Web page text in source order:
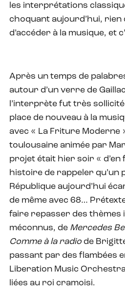
les interprétations
choquant aujourd’hui, rien
d’accéder à la musique, et
Après un temps de
autour d’un verre de
l’interprète fut très
place de nouveau à la
avec « La Friture Moderne
toulousaine animée par
projet était hier soir « d’en
histoire de rappeler qu’un
République aujourd’hui
de même avec 68…
faire repasser des thèmes
méconnus, de Mercedes
Comme à la radiode
passant par des flambées
Liberation Music
liées au roi cramoisi.